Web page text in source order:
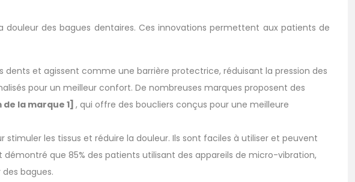
des bagues dentaires. Ces innovations permettent aux patients de
dents et agissent comme une barrière protectrice, réduisant la pression des
pour un meilleur confort. De nombreuses marques proposent des
de la marque 1] , qui offre des boucliers conçus pour une meilleure
les tissus et réduire la douleur. Ils sont faciles à utiliser et peuvent
que 85% des patients utilisant des appareils de micro-vibration,
bagues.